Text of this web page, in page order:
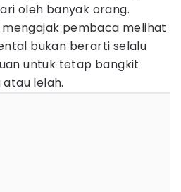
oleh banyak orang.
mengajak pembaca melihat
bukan berarti selalu
untuk tetap bangkit
lelah.